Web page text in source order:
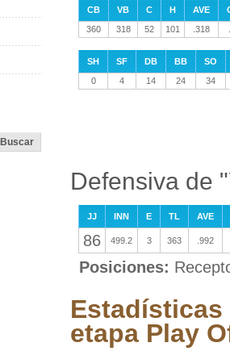
CB VB C H AVE
360
318 52 101 .318
SH SF DB BB
SO
0
4 14 24 34
Defensiva de
JJ INN E TL AVE
86 499.2 3 363 .992
Posiciones:
Estadísticas
etapa Play